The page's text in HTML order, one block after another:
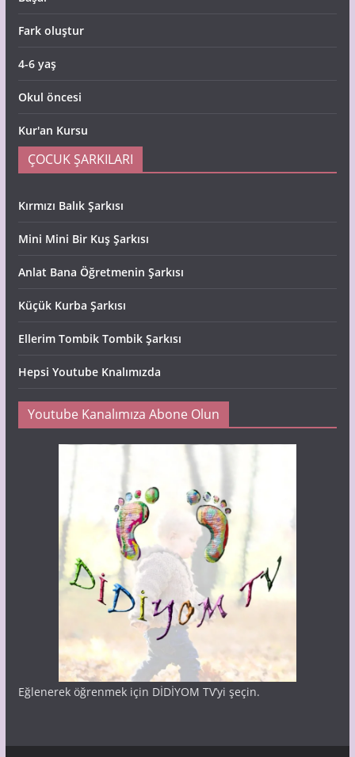
Fark oluştur
4-6 yaş
Okul öncesi
Kur'an Kursu
ÇOCUK ŞARKILARI
Kırmızı Balık Şarkısı
Mini Mini Bir Kuş Şarkısı
Anlat Bana Öğretmenin Şarkısı
Küçük Kurba Şarkısı
Ellerim Tombik Tombik Şarkısı
Hepsi Youtube Knalımızda
Youtube Kanalımıza Abone Olun
Eğlenerek öğrenmek için DİDİYOM TV’yi şeçin.